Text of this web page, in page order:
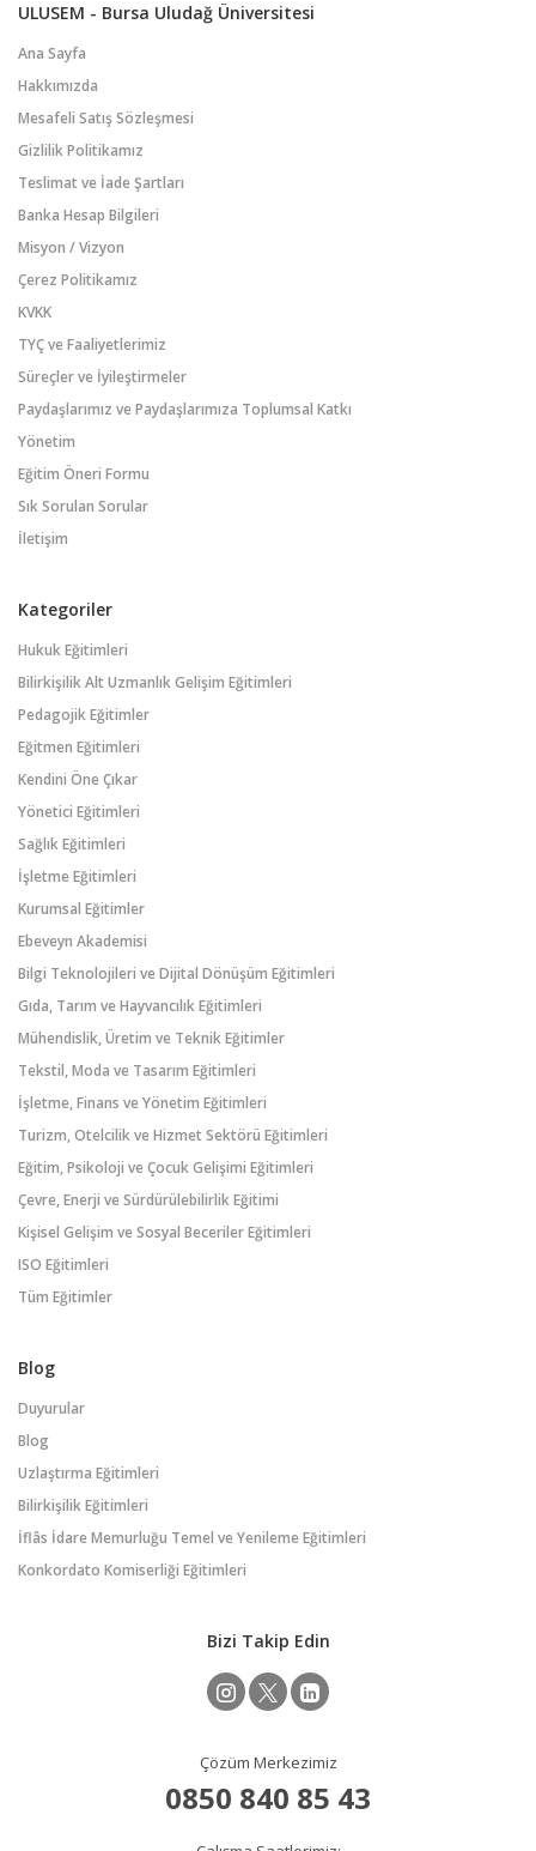
ULUSEM - Bursa Uludağ Üniversitesi
Ana Sayfa
Hakkımızda
Mesafeli Satış Sözleşmesi
Gizlilik Politikamız
Teslimat ve İade Şartları
Banka Hesap Bilgileri
Misyon / Vizyon
Çerez Politikamız
KVKK
TYÇ ve Faaliyetlerimiz
Süreçler ve İyileştirmeler
Paydaşlarımız ve Paydaşlarımıza Toplumsal Katkı
Yönetim
Eğitim Öneri Formu
Sık Sorulan Sorular
İletişim
Kategoriler
Hukuk Eğitimleri
Bilirkişilik Alt Uzmanlık Gelişim Eğitimleri
Pedagojik Eğitimler
Eğitmen Eğitimleri
Kendini Öne Çıkar
Yönetici Eğitimleri
Sağlık Eğitimleri
İşletme Eğitimleri
Kurumsal Eğitimler
Ebeveyn Akademisi
Bilgi Teknolojileri ve Dijital Dönüşüm Eğitimleri
Gıda, Tarım ve Hayvancılık Eğitimleri
Mühendislik, Üretim ve Teknik Eğitimler
Tekstil, Moda ve Tasarım Eğitimleri
İşletme, Finans ve Yönetim Eğitimleri
Turizm, Otelcilik ve Hizmet Sektörü Eğitimleri
Eğitim, Psikoloji ve Çocuk Gelişimi Eğitimleri
Çevre, Enerji ve Sürdürülebilirlik Eğitimi
Kişisel Gelişim ve Sosyal Beceriler Eğitimleri
ISO Eğitimleri
Tüm Eğitimler
Blog
Duyurular
Blog
Uzlaştırma Eğitimleri
Bilirkişilik Eğitimleri
İflâs İdare Memurluğu Temel ve Yenileme Eğitimleri
Konkordato Komiserliği Eğitimleri
Bizi Takip Edin
Çözüm Merkezimiz
0850 840 85 43